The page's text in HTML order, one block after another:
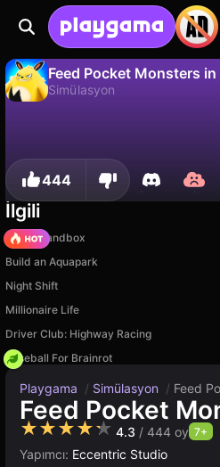
Feed Pocket Monsters
Simülasyon
444
İlgili
Melon Sandbox
Build an Aquapark
Night Shift
Millionaire Life
Driver Club: Highway Racing
Baseball For Brainrot
Playgama / Simülasyon / Feed
Feed Pocket
★★★★★ 4.3 / 444 oy 7+
Yapımcı: Eccentric Studio